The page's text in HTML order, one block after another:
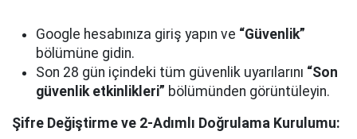
Google hesabınıza giriş yapın ve “Güvenlik”
bölümüne gidin.
Son 28 gün içindeki tüm güvenlik uyarılarını “Son
güvenlik etkinlikleri” bölümünden görüntüleyin.
Şifre Değiştirme ve 2-Adımlı Doğrulama Kurulumu: